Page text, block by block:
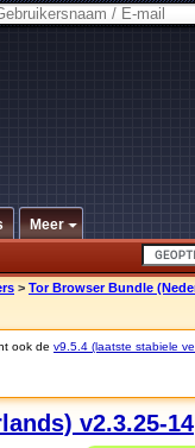
Meer
> Tor Browser Bundle
ook de v9.5.4 (laatste stabiele
v2.3.25-14